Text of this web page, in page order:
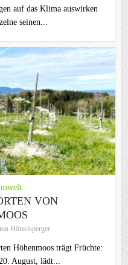
auf das Klima auswirken
seinen...
VON
Hötzelsperger
Höhenmoos trägt Früchte:
August, lädt...